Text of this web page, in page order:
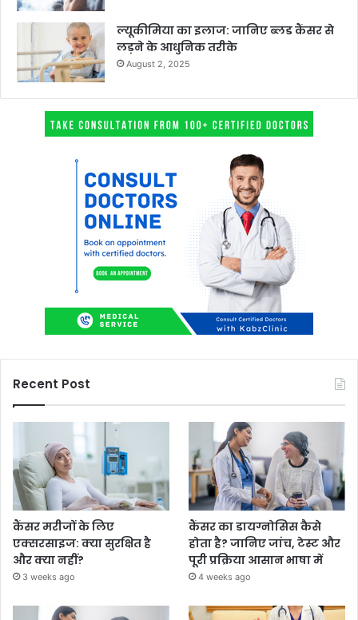
ल्यूकीमिया का इलाज: जानिए ब्लड कैंसर से
लड़ने के आधुनिक तरीके
August 2, 2025
Recent Post
कैंसर मरीजों के लिए
एक्सरसाइज: क्या सुरक्षित है
और क्या नहीं?
3 weeks ago
कैंसर का डायग्नोसिस कैसे
होता है? जानिए जांच, टेस्ट और
पूरी प्रक्रिया आसान भाषा में
4 weeks ago